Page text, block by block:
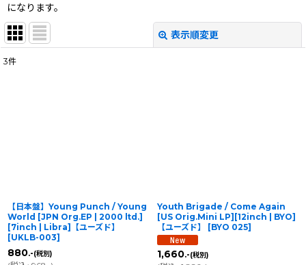
になります。
表示順変更
3件
【日本盤】Young Punch / Young
World [JPN Org.EP | 2000 ltd.]
[7inch | Libra]【ユーズド】
[UKLB-003]
880.-(税別)
Youth Brigade / Come Again
[US Orig.Mini LP][12inch | BYO]
【ユーズド】
[BYO 025]
1,660.-(税別)